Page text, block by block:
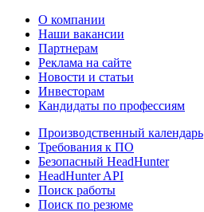
О компании
Наши вакансии
Партнерам
Реклама на сайте
Новости и статьи
Инвесторам
Кандидаты по профессиям
Производственный календарь
Требования к ПО
Безопасный HeadHunter
HeadHunter API
Поиск работы
Поиск по резюме